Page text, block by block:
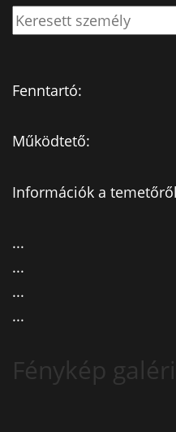
Fenntartó:
Működtető:
Információk a
...
...
...
...
Fénykép